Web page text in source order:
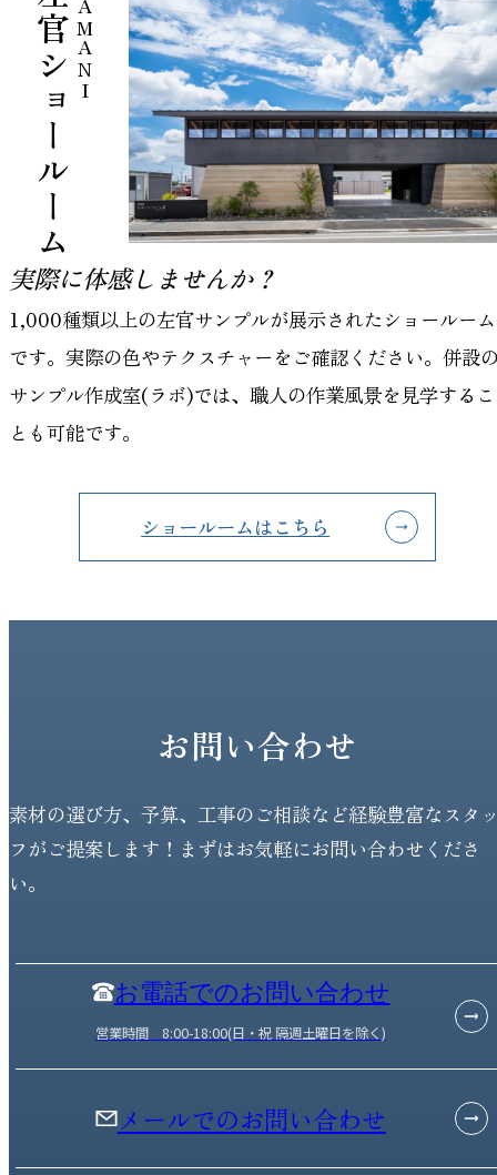
HAMANI
左官ショールーム
実際に体感しませんか？
1,000種類以上の左官サンプルが展示されたショールーム
です。実際の色やテクスチャーをご確認ください。併設
サンプル作成室(ラボ)では、職人の作業風景を見学するこ
とも可能です。
ショールームはこちら
お問い合わせ
素材の選び方、予算、工事のご相談など経験豊富なスタ
フがご提案します！まずはお気軽にお問い合わせくださ
い。
お電話でのお問い合わせ
営業時間 8:00-18:00(日・祝 隔週土曜日を除く)
メールでのお問い合わせ